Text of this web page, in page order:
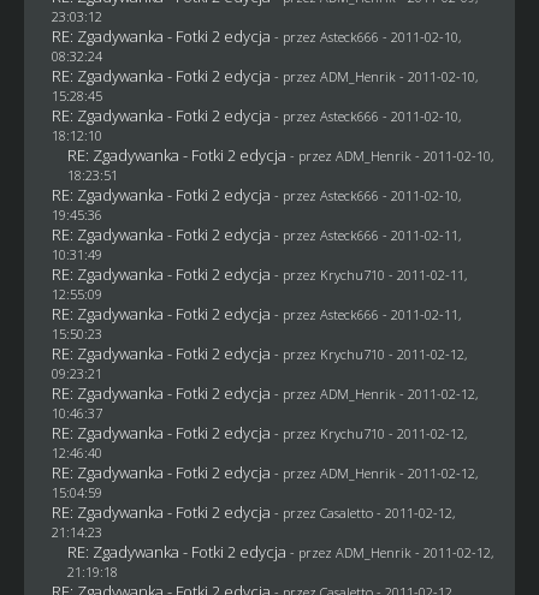
23:03:12
RE: Zgadywanka - Fotki 2 edycja - przez Asteck666 - 2011-02-10,
08:32:24
RE: Zgadywanka - Fotki 2 edycja - przez ADM_Henrik - 2011-02-10,
15:28:45
RE: Zgadywanka - Fotki 2 edycja - przez Asteck666 - 2011-02-10,
18:12:10
RE: Zgadywanka - Fotki 2 edycja - przez ADM_Henrik - 2011-02-10,
18:23:51
RE: Zgadywanka - Fotki 2 edycja - przez Asteck666 - 2011-02-10,
19:45:36
RE: Zgadywanka - Fotki 2 edycja - przez Asteck666 - 2011-02-11,
10:31:49
RE: Zgadywanka - Fotki 2 edycja - przez Krychu710 - 2011-02-11,
12:55:09
RE: Zgadywanka - Fotki 2 edycja - przez Asteck666 - 2011-02-11,
15:50:23
RE: Zgadywanka - Fotki 2 edycja - przez Krychu710 - 2011-02-12,
09:23:21
RE: Zgadywanka - Fotki 2 edycja - przez ADM_Henrik - 2011-02-12,
10:46:37
RE: Zgadywanka - Fotki 2 edycja - przez Krychu710 - 2011-02-12,
12:46:40
RE: Zgadywanka - Fotki 2 edycja - przez ADM_Henrik - 2011-02-12,
15:04:59
RE: Zgadywanka - Fotki 2 edycja - przez Casaletto- 2011-02-12,
21:14:23
RE: Zgadywanka - Fotki 2 edycja - przez ADM_Henrik - 2011-02-12,
21:19:18